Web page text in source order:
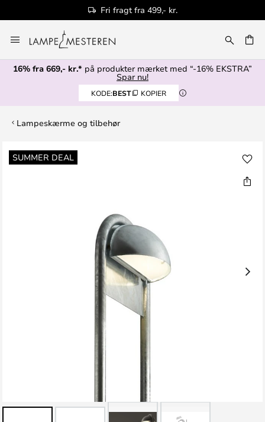
Fri fragt fra 499,- kr.
to
Content
16% fra 669,- kr.* på produkter mærket med “-16% EKSTRA”
Spar nu!
KODE:BEST KOPIER
Lampeskærme og tilbehør
SUMMER DEAL
Gå
til